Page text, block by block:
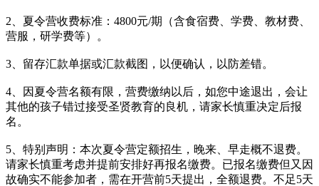
2、夏令营收费标准：4800元/期（含食宿费、学费、教材费、
营服，研学费等）。
3、留存汇款单据或汇款截图，以便确认，以防差错。
4、因夏令营名额有限，营费缴纳以后，如您中途退出，会让
其他的孩子错过接受圣贤教育的良机，请家长慎重决定后报
名。
5、特别声明：本次夏令营定额招生，晚来、早走概不退费。
请家长慎重考虑并提前安排好再报名缴费。已报名缴费但又因
故确实不能参加者，需在开营前5天提出，全额退费。不足5天